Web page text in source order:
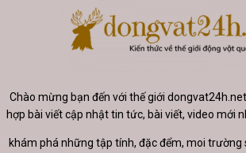
Chào mừng bạn đến với thế giới
hợp bài viết cập nhật tin tức, bài viết, video mới
khám phá những tập tính, đặc đểm, moi trường